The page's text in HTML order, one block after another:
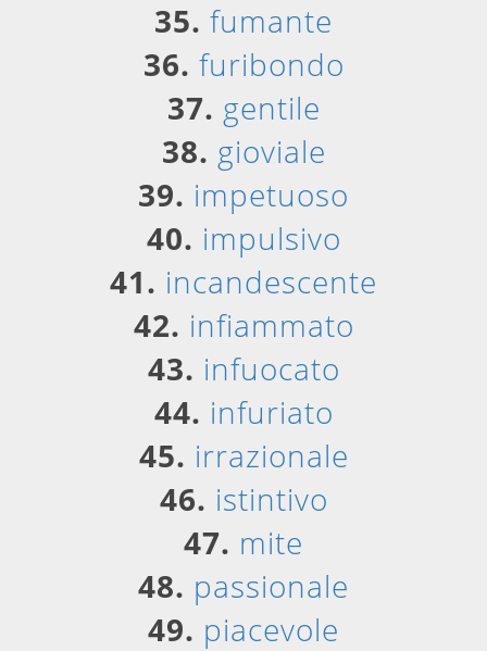
35. fumante
36. furibondo
37. gentile
38. gioviale
39. impetuoso
40. impulsivo
41. incandescente
42. infiammato
43. infuocato
44. infuriato
45. irrazionale
46. istintivo
47. mite
48. passionale
49. piacevole